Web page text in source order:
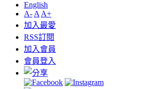
English
A- A A+
加入最愛
RSS訂閱
加入會員
會員登入